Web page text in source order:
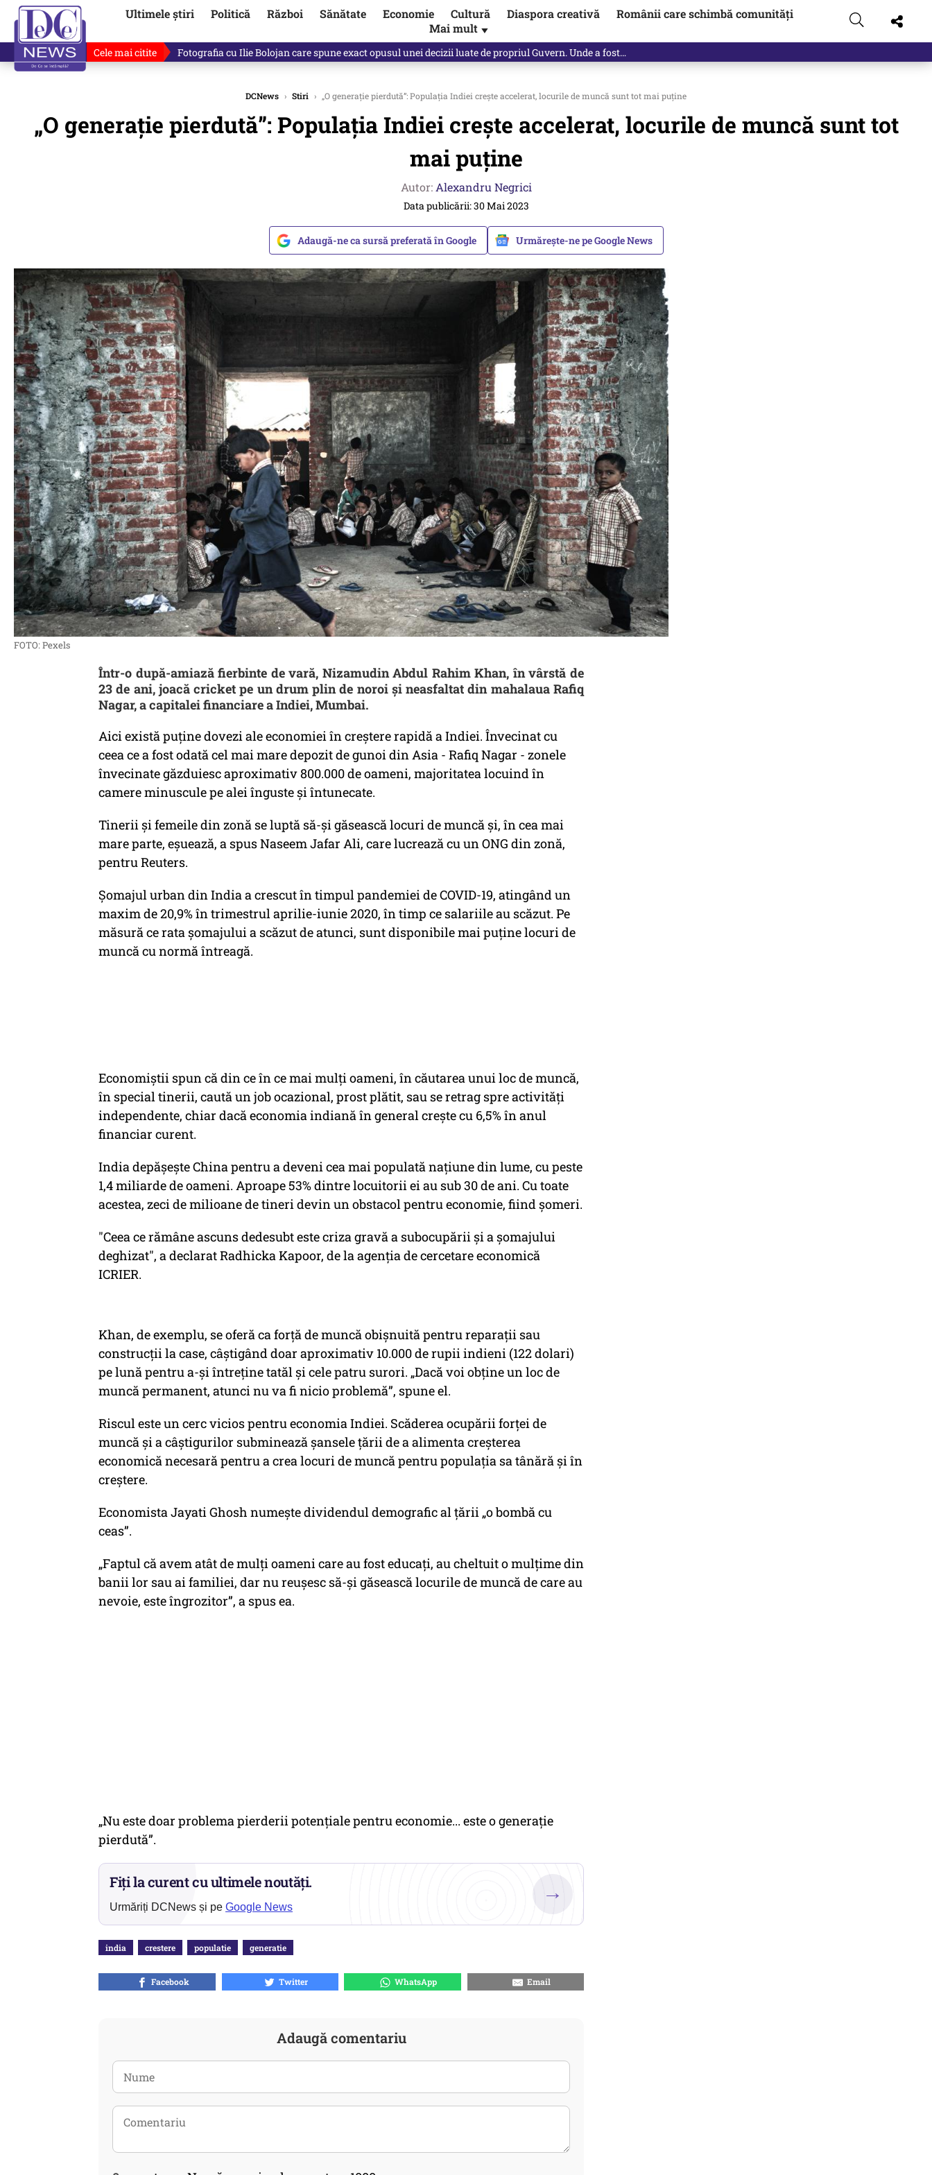
Ultimele știri Politică Război Sănătate Economie Cultură Diaspora creativă
Românii care schimbă comunități
Mai mult ▼
Cele mai citite Lucruri neștiute despre Mihai Vîrdol, dezvăluite de o colegă. Povestea pilotului militar dincolo de…
DCNews › Stiri › „O generație pierdută”: Populația Indiei crește accelerat, locurile de muncă sunt tot mai puține
„O generație pierdută”: Populația Indiei crește accelerat, locurile de muncă sunt tot
mai puține
Autor: Alexandru Negrici
Data publicării: 30 Mai 2023
Adaugă-ne ca sursă preferată în Google Urmărește-ne pe Google News
FOTO: Pexels
Într-o după-amiază fierbinte de vară, Nizamudin Abdul Rahim Khan, în vârstă de
23 de ani, joacă cricket pe un drum plin de noroi și neasfaltat din mahalaua Rafiq
Nagar, a capitalei financiare a Indiei, Mumbai.
Aici există puține dovezi ale economiei în creștere rapidă a Indiei. Învecinat cu
ceea ce a fost odată cel mai mare depozit de gunoi din Asia - Rafiq Nagar - zonele
învecinate găzduiesc aproximativ 800.000 de oameni, majoritatea locuind în
camere minuscule pe alei înguste și întunecate.
Tinerii și femeile din zonă se luptă să-și găsească locuri de muncă și, în cea mai
mare parte, eșuează, a spus Naseem Jafar Ali, care lucrează cu un ONG din zonă,
pentru Reuters.
Șomajul urban din India a crescut în timpul pandemiei de COVID-19, atingând un
maxim de 20,9% în trimestrul aprilie-iunie 2020, în timp ce salariile au scăzut. Pe
măsură ce rata șomajului a scăzut de atunci, sunt disponibile mai puține locuri de
muncă cu normă întreagă.
Economiștii spun că din ce în ce mai mulți oameni, în căutarea unui loc de muncă,
în special tinerii, caută un job ocazional, prost plătit, sau se retrag spre activități
independente, chiar dacă economia indiană în general crește cu 6,5% în anul
financiar curent.
India depășește China pentru a deveni cea mai populată națiune din lume, cu peste
1,4 miliarde de oameni. Aproape 53% dintre locuitorii ei au sub 30 de ani. Cu toate
acestea, zeci de milioane de tineri devin un obstacol pentru economie, fiind șomeri.
"Ceea ce rămâne ascuns dedesubt este criza gravă a subocupării și a șomajului
deghizat", a declarat Radhicka Kapoor, de la agenția de cercetare economică
ICRIER.
Khan, de exemplu, se oferă ca forță de muncă obișnuită pentru reparații sau
construcții la case, câștigând doar aproximativ 10.000 de rupii indieni (122 dolari)
pe lună pentru a-și întreține tatăl și cele patru surori. „Dacă voi obține un loc de
muncă permanent, atunci nu va fi nicio problemă”, spune el.
Riscul este un cerc vicios pentru economia Indiei. Scăderea ocupării forței de
muncă și a câștigurilor subminează șansele țării de a alimenta creșterea
economică necesară pentru a crea locuri de muncă pentru populația sa tânără și în
creștere.
Economista Jayati Ghosh numește dividendul demografic al țării „o bombă cu
ceas”.
„Faptul că avem atât de mulți oameni care au fost educați, au cheltuit o mulțime din
banii lor sau ai familiei, dar nu reușesc să-și găsească locurile de muncă de care au
nevoie, este îngrozitor”, a spus ea.
„Nu este doar problema pierderii potențiale pentru economie... este o generație
pierdută”.
Fiți la curent cu ultimele noutăți.
Urmăriți DCNews și pe Google News
→
india crestere populatie generatie
Facebook Twitter WhatsApp Email
Adaugă comentariu